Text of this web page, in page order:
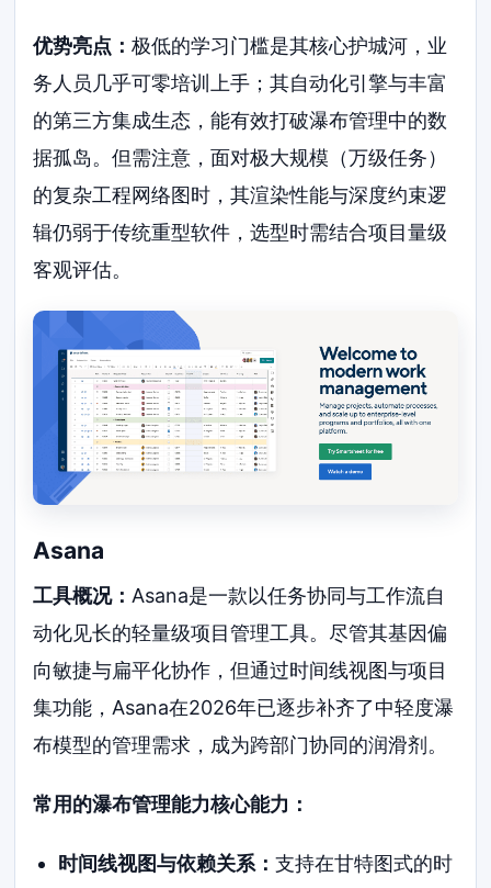
优势亮点：极低的学习门槛是其核心护城河，业
务人员几乎可零培训上手；其自动化引擎与丰富
的第三方集成生态，能有效打破瀑布管理中的数
据孤岛。但需注意，面对极大规模（万级任务）
的复杂工程网络图时，其渲染性能与深度约束逻
辑仍弱于传统重型软件，选型时需结合项目量级
客观评估。
Asana
工具概况： Asana是一款以任务协同与工作流自
动化见长的轻量级项目管理工具。尽管其基因偏
向敏捷与扁平化协作，但通过时间线视图与项目
集功能，Asana在2026年已逐步补齐了中轻度瀑
布模型的管理需求，成为跨部门协同的润滑剂。
常用的瀑布管理能力核心能力：
时间线视图与依赖关系： 支持在甘特图式的时